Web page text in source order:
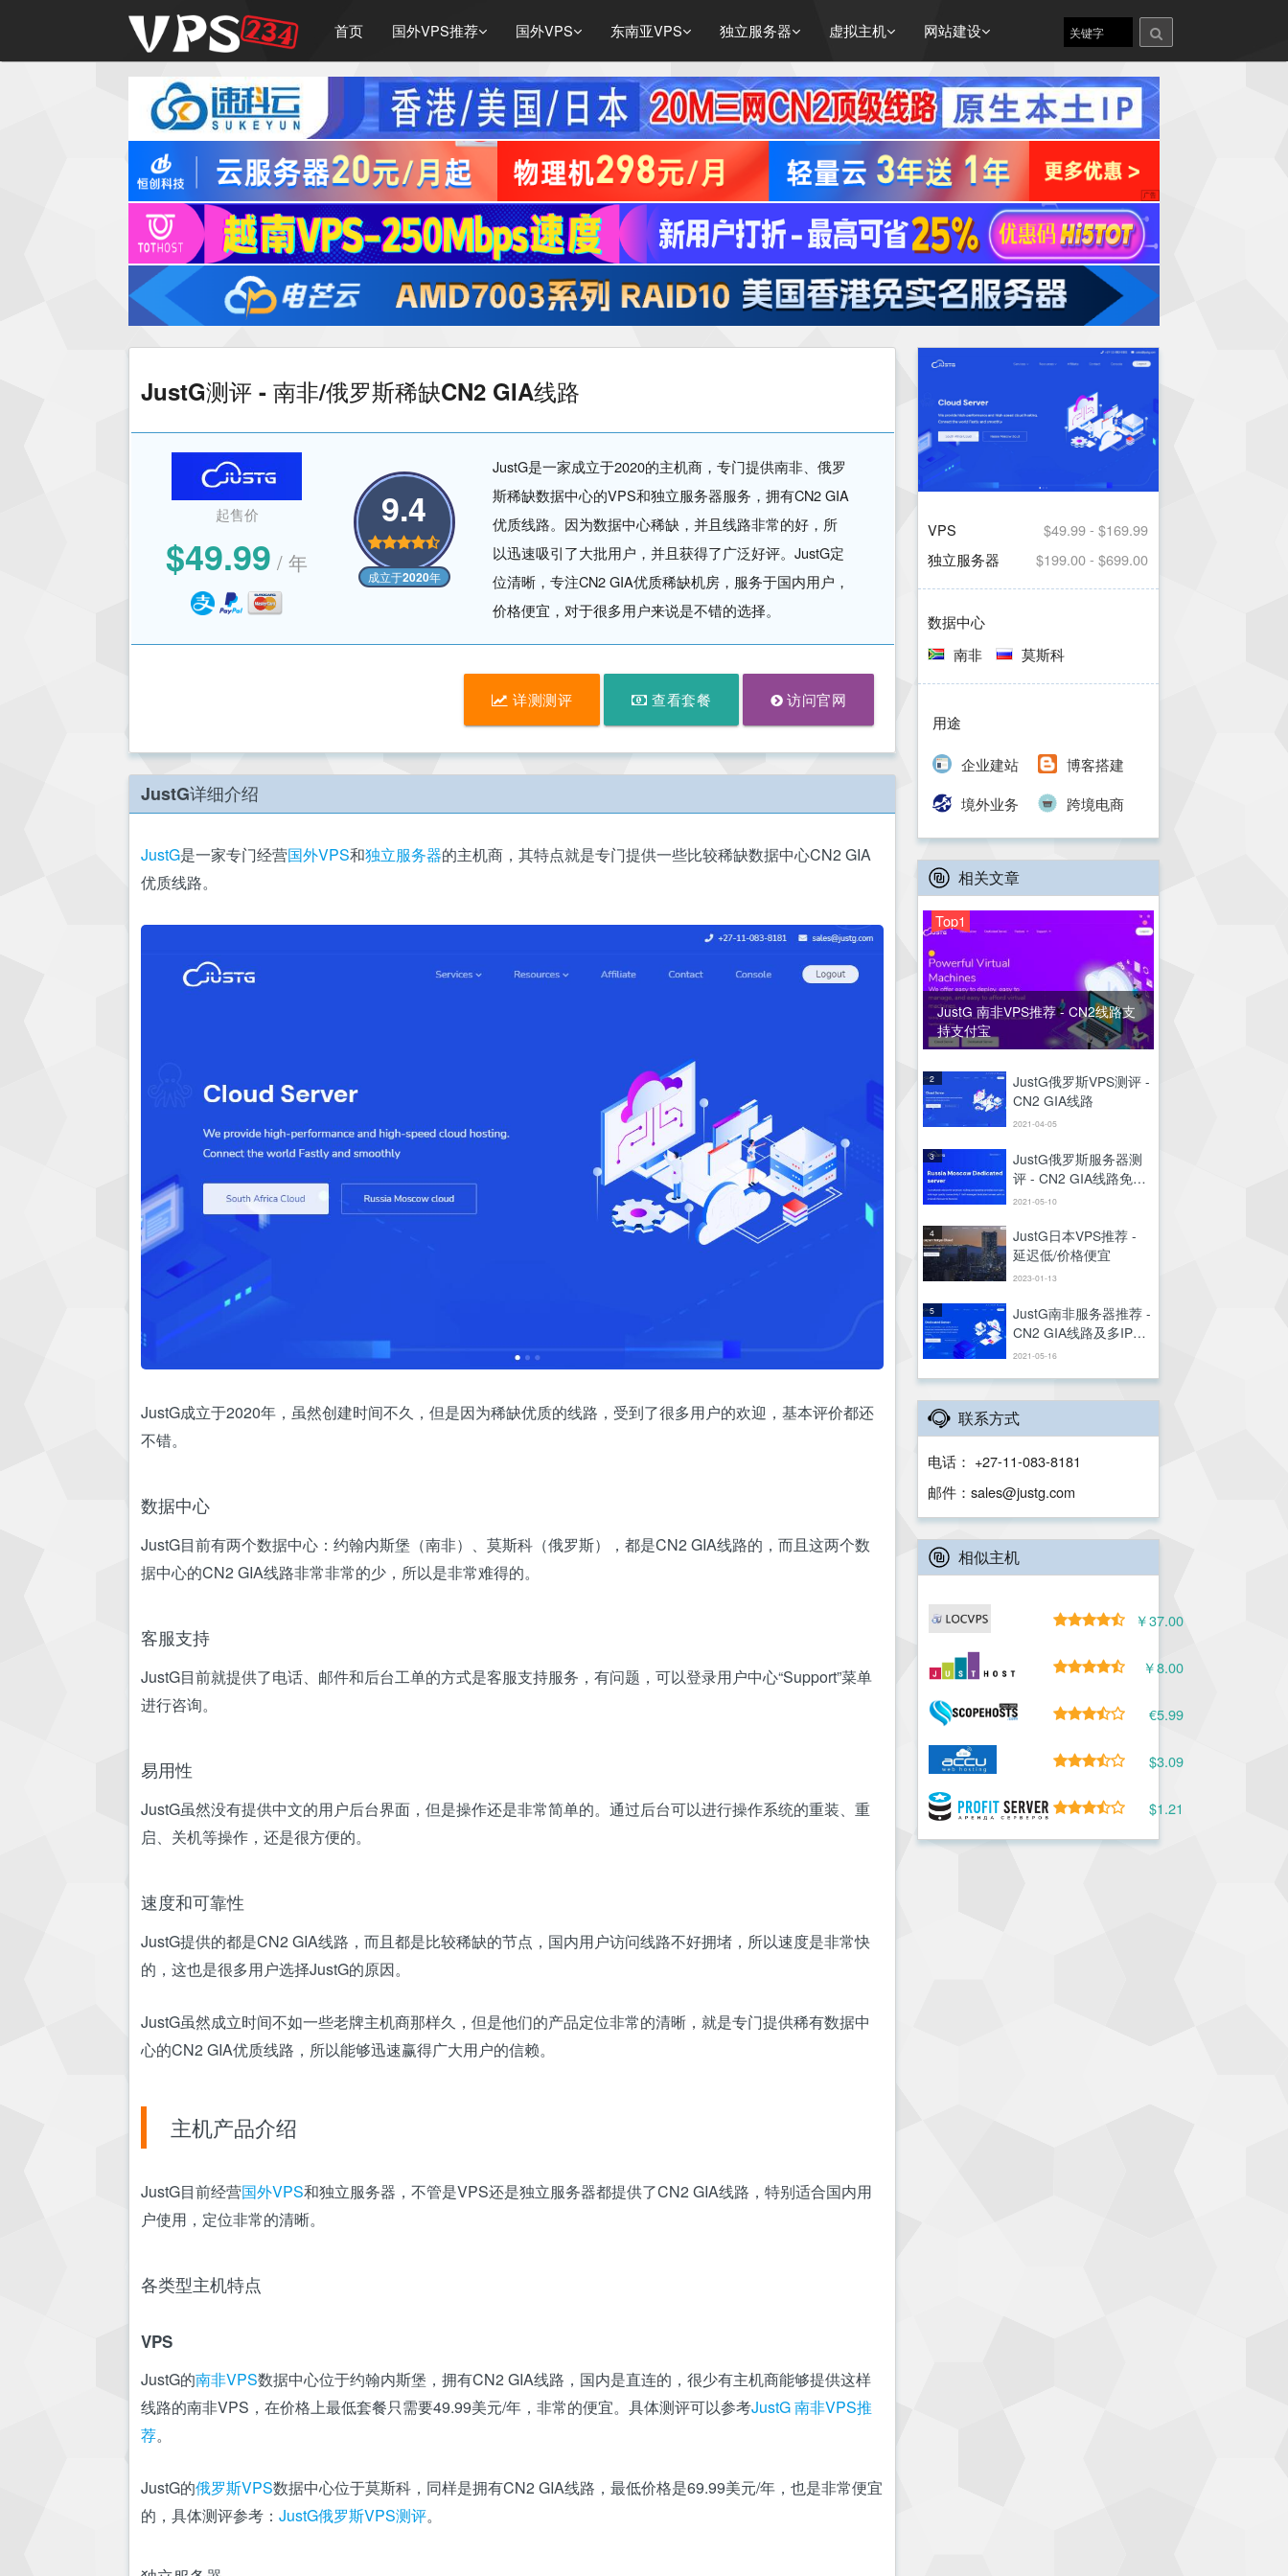
首页 国外VPS推荐 国外VPS 东南亚VPS 独立服务器 虚拟主机 网站建设
JustG测评 - 南非/俄罗斯稀缺CN2 GIA线路
起售价
$49.99 / 年
9.4
成立于2020年
JustG是一家成立于2020的主机商，专门提供南非、俄罗
斯稀缺数据中心的VPS和独立服务器服务，拥有CN2 GIA
优质线路。因为数据中心稀缺，并且线路非常的好，所
以迅速吸引了大批用户，并且获得了广泛好评。JustG定
位清晰，专注CN2 GIA优质稀缺机房，服务于国内用户，
价格便宜，对于很多用户来说是不错的选择。
详测测评 查看套餐 访问官网
JustG详细介绍
JustG是一家专门经营国外VPS和独立服务器的主机商，其特点就是专门提供一些比较稀缺数据中心CN2 GIA
优质线路。
JustG成立于2020年，虽然创建时间不久，但是因为稀缺优质的线路，受到了很多用户的欢迎，基本评价都还
不错。
数据中心
JustG目前有两个数据中心：约翰内斯堡（南非）、莫斯科（俄罗斯），都是CN2 GIA线路的，而且这两个数
据中心的CN2 GIA线路非常非常的少，所以是非常难得的。
客服支持
JustG目前就提供了电话、邮件和后台工单的方式是客服支持服务，有问题，可以登录用户中心“Support”菜单
进行咨询。
易用性
JustG虽然没有提供中文的用户后台界面，但是操作还是非常简单的。通过后台可以进行操作系统的重装、重
启、关机等操作，还是很方便的。
速度和可靠性
JustG提供的都是CN2 GIA线路，而且都是比较稀缺的节点，国内用户访问线路不好拥堵，所以速度是非常快
的，这也是很多用户选择JustG的原因。
JustG虽然成立时间不如一些老牌主机商那样久，但是他们的产品定位非常的清晰，就是专门提供稀有数据中
心的CN2 GIA优质线路，所以能够迅速赢得广大用户的信赖。
主机产品介绍
JustG目前经营国外VPS和独立服务器，不管是VPS还是独立服务器都提供了CN2 GIA线路，特别适合国内用
户使用，定位非常的清晰。
各类型主机特点
VPS
JustG的南非VPS数据中心位于约翰内斯堡，拥有CN2 GIA线路，国内是直连的，很少有主机商能够提供这样
线路的南非VPS，在价格上最低套餐只需要49.99美元/年，非常的便宜。具体测评可以参考JustG 南非VPS推
荐。
JustG的俄罗斯VPS数据中心位于莫斯科，同样是拥有CN2 GIA线路，最低价格是69.99美元/年，也是非常便宜
的，具体测评参考：JustG俄罗斯VPS测评。
VPS
$49.99 - $169.99
独立服务器
$199.00 - $699.00
数据中心
南非 莫斯科
用途
企业建站
博客搭建
境外业务
跨境电商
相关文章
Top1
JustG 南非VPS推荐 - CN2线路支
持支付宝
2
JustG俄罗斯VPS测评 -
CN2 GIA线路
2021-04-05
3
JustG俄罗斯服务器测
评 - CN2 GIA线路免费
高防
2021-05-10
4
JustG日本VPS推荐 -
延迟低/价格便宜
2023-01-13
5
JustG南非服务器推荐 -
CN2 GIA线路及多IP站
群支持
2021-05-16
联系方式
电话： +27-11-083-8181
邮件：sales@justg.com
相似主机
￥37.00
￥8.00
€5.99
$3.09
$1.21